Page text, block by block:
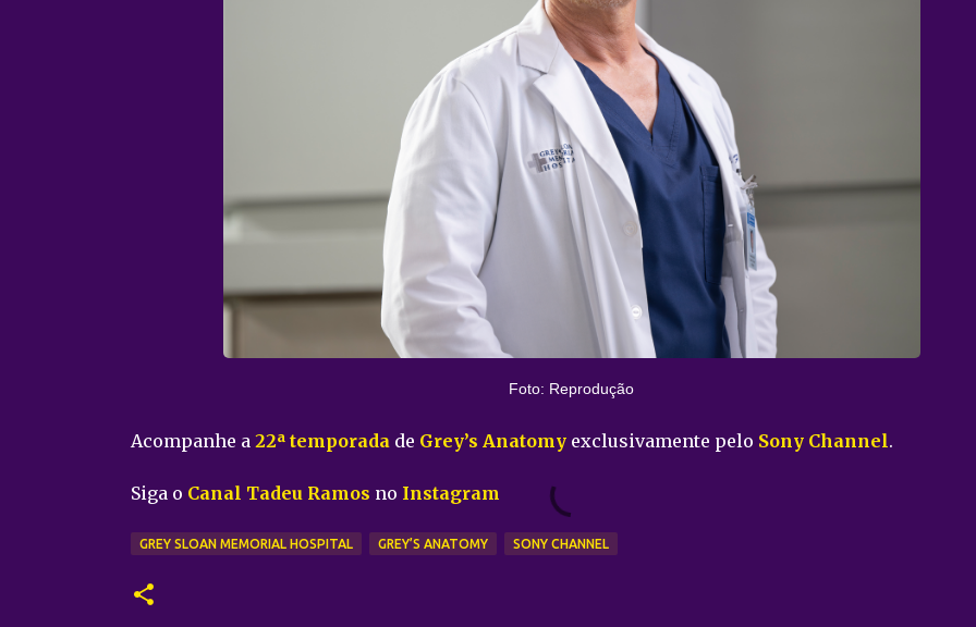
Foto: Reprodução
Acompanhe a 22ª temporadade Grey’s Anatomyexclusivamente pelo Sony Channel.
Siga o Canal Tadeu Ramos no Instagram
GREY SLOAN MEMORIAL HOSPITAL GREY’S ANATOMY SONY CHANNEL